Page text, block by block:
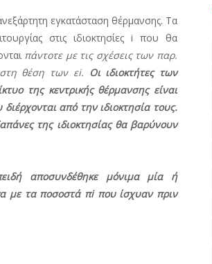
εγκατάσταση θέρμανσης. Τα
στις ιδιοκτησίες i που θα
πάντοτε με τις σχέσεις των παρ.
θέση των εi. Οι ιδιοκτήτες των
της κεντρικής θέρμανσης είναι
από την ιδιοκτησία τους.
της ιδιοκτησίας θα βαρύνουν
αποσυνδέθηκε μόνιμα μία ή
με τα ποσοστά πi που ίσχυαν πριν